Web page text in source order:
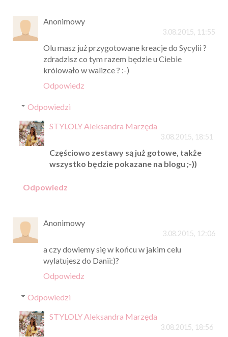
Anonimowy
3.08.2015, 11:55
Olu masz już przygotowane kreacje do Sycylii ?
zdradzisz co tym razem będzie u Ciebie
królowało w walizce ? :-)
Odpowiedz
Odpowiedzi
STYLOLY Aleksandra Marzęda
3.08.2015, 18:51
Częściowo zestawy są już gotowe, także
wszystko będzie pokazane na blogu ;-))
Odpowiedz
Anonimowy
3.08.2015, 12:06
a czy dowiemy się w końcu w jakim celu
wylatujesz do Danii:)?
Odpowiedz
Odpowiedzi
STYLOLY Aleksandra Marzęda
3.08.2015, 18:56